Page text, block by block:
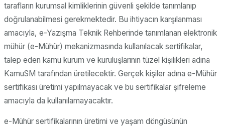
tarafların kurumsal kimliklerinin güvenli şekilde tanımlanıp
doğrulanabilmesi gerekmektedir. Bu ihtiyacın karşılanması
amacıyla, e-Yazışma Teknik Rehberinde tanımlanan elektronik
mühür (e-Mühür) mekanizmasında kullanılacak sertifikalar,
talep eden kamu kurum ve kuruluşlarının tüzel kişilikleri adına
KamuSM tarafından üretilecektir. Gerçek kişiler adına e-Mühür
sertifikası üretimi yapılmayacak ve bu sertifikalar şifreleme
amacıyla da kullanılamayacaktır.
e-Mühür sertifikalarının üretimi ve yaşam döngüsünün